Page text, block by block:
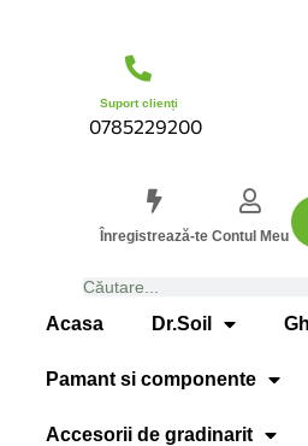
Suport clienți
0785229200
Înregistrează-te Contul Meu
Acasa Dr.Soil
Pamant si componente
Accesorii de gradinarit